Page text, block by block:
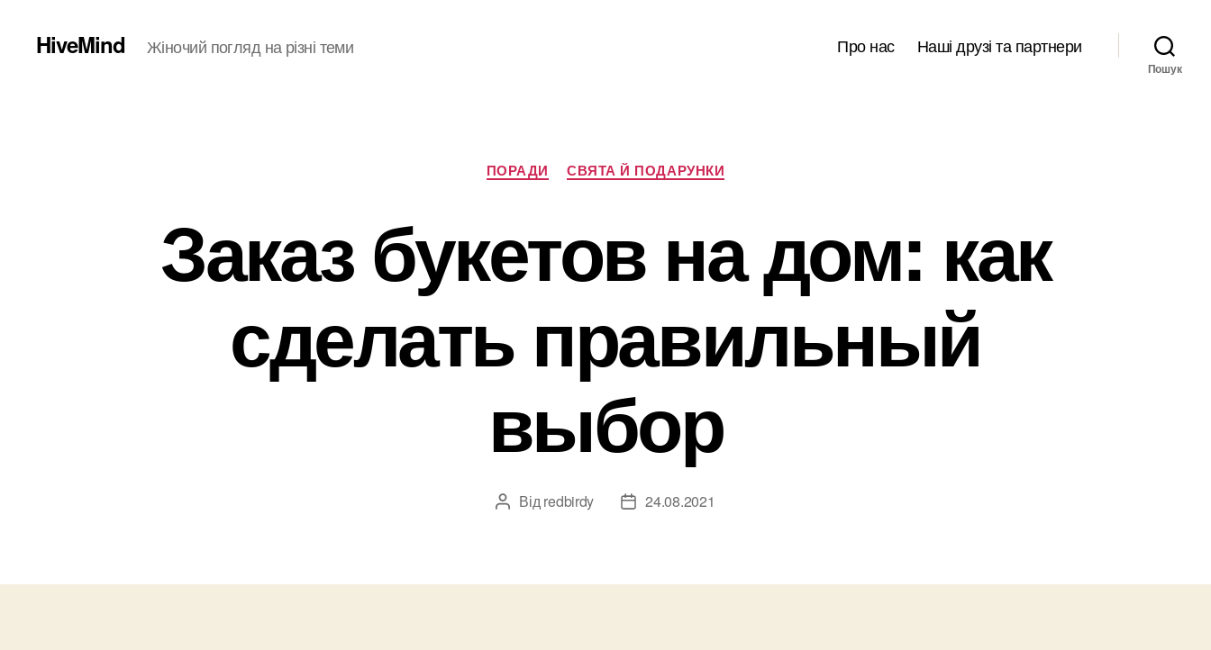
HiveMind Жіночий погляд на різні теми Про нас Наші друзі та партнери
Пошук
Категорії
ПОРАДИ СВЯТА Й ПОДАРУНКИ
Заказ букетов на дом: как
сделать правильный
выбор
Автор
Від redbirdy
Дата24.08.2021